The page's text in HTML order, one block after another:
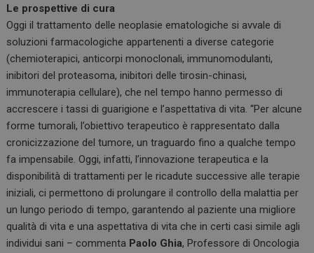
Le prospettive di cura
Oggi il trattamento delle neoplasie ematologiche si avvale di
soluzioni farmacologiche appartenenti a diverse categorie
(chemioterapici, anticorpi monoclonali, immunomodulanti,
inibitori del proteasoma, inibitori delle tirosin-chinasi,
immunoterapia cellulare), che nel tempo hanno permesso di
accrescere i tassi di guarigione e l’aspettativa di vita. “Per alcune
forme tumorali, l’obiettivo terapeutico è rappresentato dalla
cronicizzazione del tumore, un traguardo fino a qualche tempo
fa impensabile. Oggi, infatti, l’innovazione terapeutica e la
disponibilità di trattamenti per le ricadute successive alle terapie
iniziali, ci permettono di prolungare il controllo della malattia per
un lungo periodo di tempo, garantendo al paziente una migliore
qualità di vita e una aspettativa di vita che in certi casi simile agli
individui sani – commenta Paolo Ghia, Professore di Oncologia